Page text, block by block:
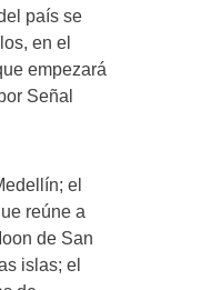
país se
en el
empezará
Señal
el
reúne a
de San
islas; el